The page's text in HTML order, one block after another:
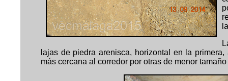
lajas de piedra arenisca, horizontal en la
más cercana al corredor por otras de menor